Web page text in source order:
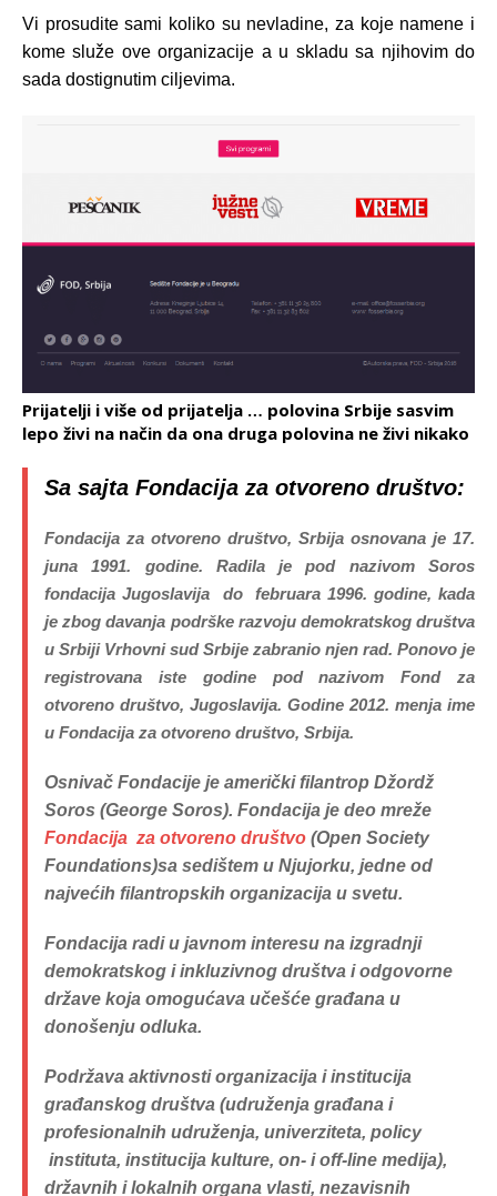
Vi prosudite sami koliko su nevladine, za koje namene i
kome služe ove organizacije a u skladu sa njihovim do
sada dostignutim ciljevima.
Prijatelji i više od prijatelja … polovina Srbije sasvim
lepo živi na način da ona druga polovina ne živi nikako
Sa sajta Fondacija za otvoreno društvo:
Fondacija za otvoreno društvo, Srbija osnovana je 17.
juna 1991. godine. Radila je pod nazivom Soros
fondacija Jugoslavija do februara 1996. godine, kada
je zbog davanja podrške razvoju demokratskog društva
u Srbiji Vrhovni sud Srbije zabranio njen rad. Ponovo je
registrovana iste godine pod nazivomFond za
otvoreno društvo, Jugoslavija. Godine 2012. menja ime
u Fondacija za otvoreno društvo, Srbija.
Osnivač Fondacije je američki filantrop Džordž
Soros (George Soros). Fondacija je deo mreže
Fondacija za otvoreno društvo (Open Society
Foundations)sa sedištem u Njujorku, jedne od
najvećih filantropskih organizacija u svetu.
Fondacija radi u javnom interesu na izgradnji
demokratskog i inkluzivnog društva i odgovorne
države koja omogućava učešće građana u
donošenju odluka.
Podržava aktivnosti organizacija i institucija
građanskog društva (udruženja građana i
profesionalnih udruženja, univerziteta, policy
instituta, institucija kulture, on- i off-line medija),
državnih i lokalnih organa vlasti, nezavisnih